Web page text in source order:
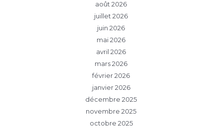
août 2026
juillet 2026
juin 2026
mai 2026
avril 2026
mars 2026
février 2026
janvier 2026
décembre 2025
novembre 2025
octobre 2025